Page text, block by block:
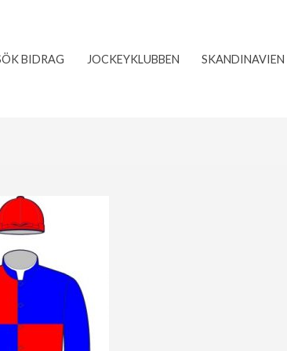
BIDRAG JOCKEYKLUBBEN SKANDINAVIEN